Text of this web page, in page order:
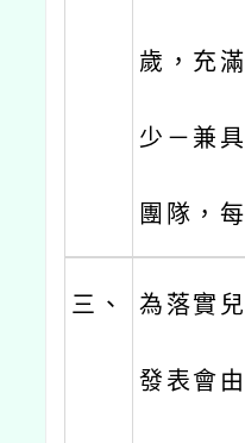
歲，充
少－兼
團隊，
三、 為落實
發表會